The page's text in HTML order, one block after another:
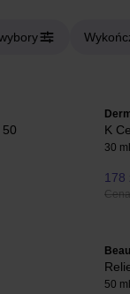
K
30 ml
178
50 ml